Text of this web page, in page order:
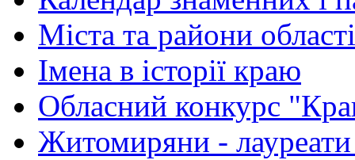
Міста та райони
Імена в історії краю
Обласний конкурс
Житомиряни -